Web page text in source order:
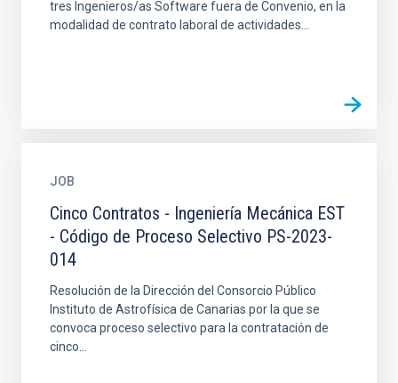
tres Ingenieros/as Software fuera de Convenio, en la
modalidad de contrato laboral de actividades...
JOB
Cinco Contratos - Ingeniería Mecánica EST
- Código de Proceso Selectivo PS-2023-
014
Resolución de la Dirección del Consorcio Público
Instituto de Astrofísica de Canarias por la que se
convoca proceso selectivo para la contratación de
cinco...